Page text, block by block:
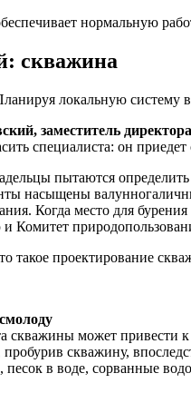
нормальную
cкважина
локальную систему
заместитель
специалиста: он
пытаются
насыщены
Когда место для
Комитет
такое проектирование
скважины может привести к
пробурив скважину,
песок в воде, сорванные